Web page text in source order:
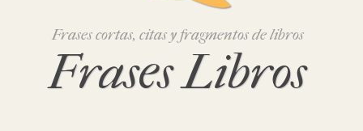
Frases cortas, citas y fragmentos de libros
Frases Libros